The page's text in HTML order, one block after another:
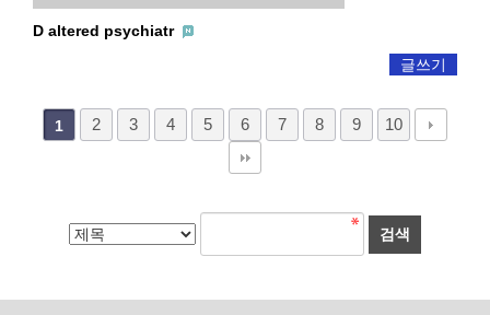
D altered psychiatr
글쓰기
1 2 3 4 5 6 7 8 9 10